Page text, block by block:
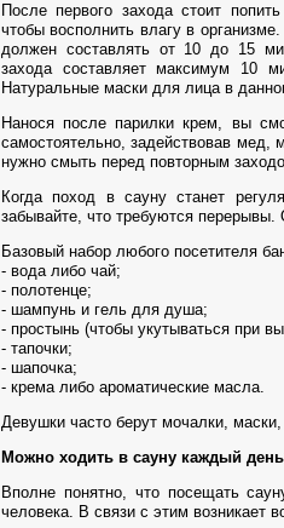
После первого захода стоит
чтобы восполнить влагу в
должен составлять от 10 до 15
захода составляет максимум 10
Натуральные маски для лица в
Нанося после парилки крем, вы
самостоятельно, задействовав
нужно смыть перед повторным
Когда поход в сауну станет
забывайте, что требуются
Базовый набор любого посетителя
- вода либо чай;
- полотенце;
- шампунь и гель для душа;
- простынь (чтобы укутываться при
- тапочки;
- шапочка;
- крема либо ароматические масла.
Девушки часто берут мочалки,
Можно ходить в сауну каждый
Вполне понятно, что посещать
человека. В связи с этим возникает